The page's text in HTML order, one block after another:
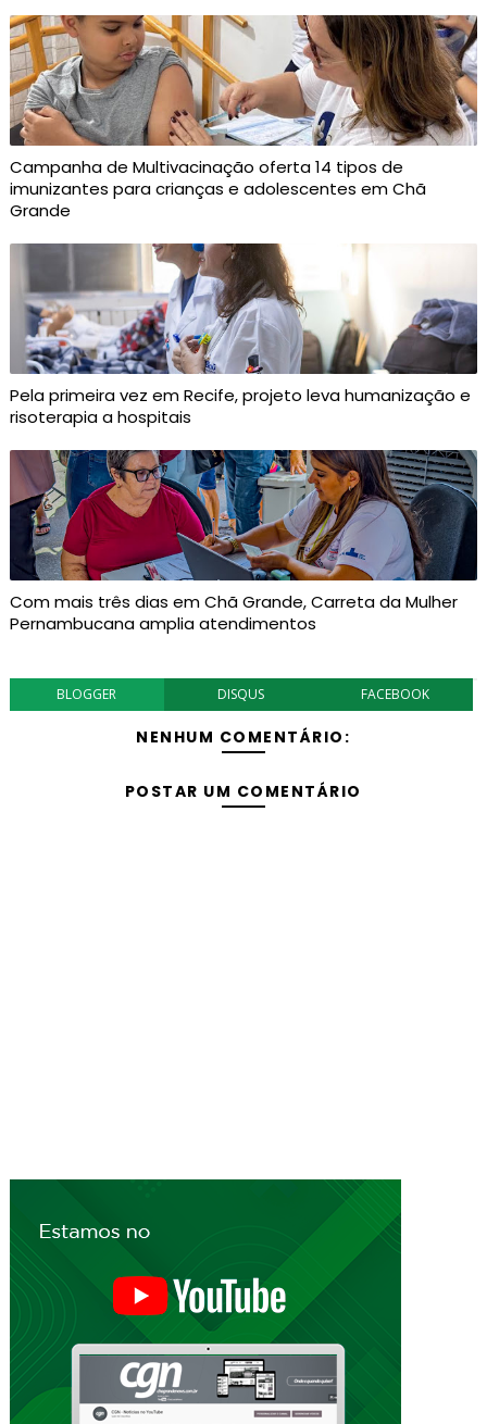
Campanha de Multivacinação oferta 14 tipos de
imunizantes para crianças e adolescentes em Chã
Grande
Pela primeira vez em Recife, projeto leva humanização e
risoterapia a hospitais
Com mais três dias em Chã Grande, Carreta da Mulher
Pernambucana amplia atendimentos
BLOGGER DISQUS FACEBOOK
NENHUM COMENTÁRIO:
POSTAR UM COMENTÁRIO